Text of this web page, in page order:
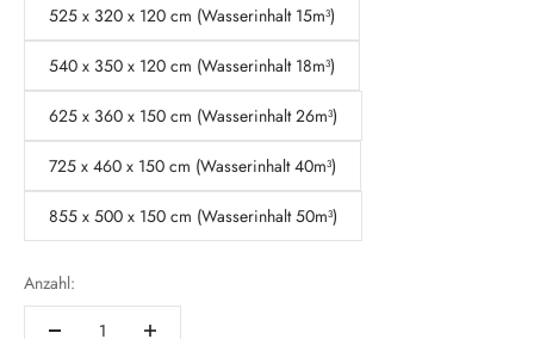
525 x 320 x 120 cm (Wasserinhalt 15m³)
540 x 350 x 120 cm (Wasserinhalt 18m³)
625 x 360 x 150 cm (Wasserinhalt 26m³)
725 x 460 x 150 cm (Wasserinhalt 40m³)
855 x 500 x 150 cm (Wasserinhalt 50m³)
Anzahl: